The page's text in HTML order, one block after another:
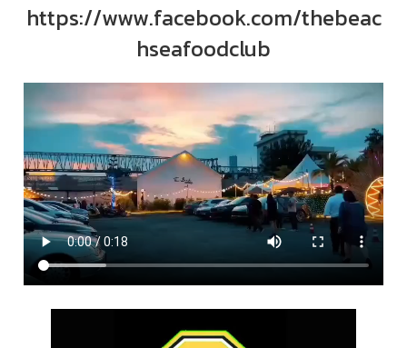
https://www.facebook.com/thebeac
hseafoodclub